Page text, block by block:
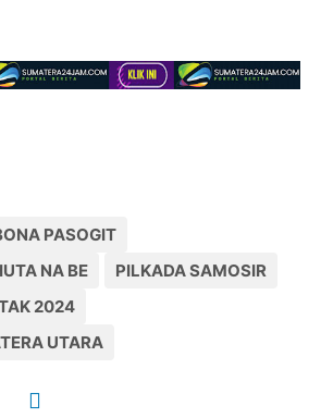
PASOGIT
NA BE
PILKADA SAMOSIR
2024
UTARA